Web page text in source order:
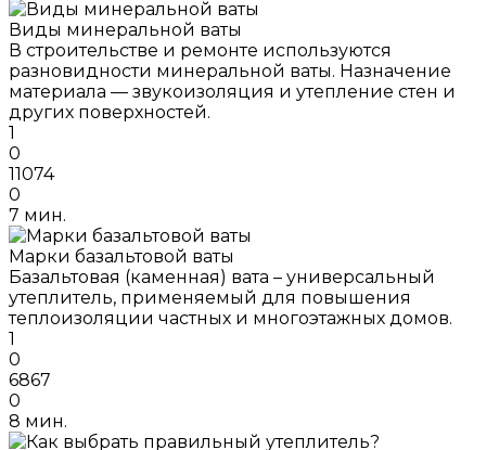
Виды минеральной ваты
В строительстве и ремонте используются
разновидности минеральной ваты. Назначение
материала — звукоизоляция и утепление стен и
других поверхностей.
1
0
11074
0
7 мин.
Марки базальтовой ваты
Базальтовая (каменная) вата – универсальный
утеплитель, применяемый для повышения
теплоизоляции частных и многоэтажных домов.
1
0
6867
0
8 мин.